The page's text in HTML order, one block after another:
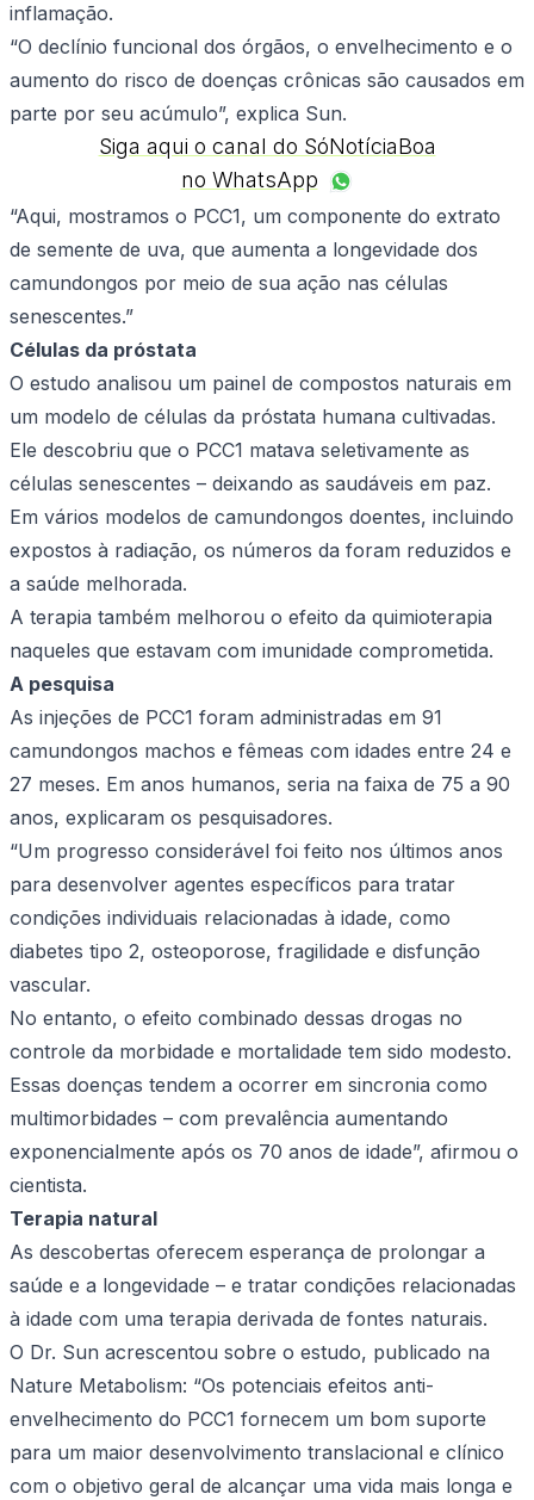
inflamação.
“O declínio funcional dos órgãos, o envelhecimento e o
aumento do risco de doenças crônicas são causados ​​em
parte por seu acúmulo”, explica Sun.
Siga aqui o canal do SóNotíciaBoa
no WhatsApp
“Aqui, mostramos o PCC1, um componente do extrato
de semente de uva, que aumenta a longevidade dos
camundongos por meio de sua ação nas células
senescentes.”
Células da próstata
O estudo analisou um painel de compostos naturais em
um modelo de células da próstata humana cultivadas.
Ele descobriu que o PCC1 matava seletivamente as
células senescentes – deixando as saudáveis ​​em paz.
Em vários modelos de camundongos doentes, incluindo
expostos à radiação, os números da foram reduzidos e
a saúde melhorada.
A terapia também melhorou o efeito da quimioterapia
naqueles que estavam com imunidade comprometida.
A pesquisa
As injeções de PCC1 foram administradas em 91
camundongos machos e fêmeas com idades entre 24 e
27 meses. Em anos humanos, seria na faixa de 75 a 90
anos, explicaram os pesquisadores.
“Um progresso considerável foi feito nos últimos anos
para desenvolver agentes específicos para tratar
condições individuais relacionadas à idade, como
diabetes tipo 2, osteoporose, fragilidade e disfunção
vascular.
No entanto, o efeito combinado dessas drogas no
controle da morbidade e mortalidade tem sido modesto.
Essas doenças tendem a ocorrer em sincronia como
multimorbidades – com prevalência aumentando
exponencialmente após os 70 anos de idade”, afirmou o
cientista.
Terapia natural
As descobertas oferecem esperança de prolongar a
saúde e a longevidade – e tratar condições relacionadas
à idade com uma terapia derivada de fontes naturais.
O Dr. Sun acrescentou sobre o estudo, publicado na
Nature Metabolism: “Os potenciais efeitos anti-
envelhecimento do PCC1 fornecem um bom suporte
para um maior desenvolvimento translacional e clínico
com o objetivo geral de alcançar uma vida mais longa e